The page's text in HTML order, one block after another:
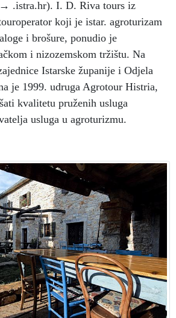
.istra.hr). I. D. Riva tours iz
koji je istar. agroturizam
i brošure, ponudio je
i nizozemskom tržištu. Na
Istarske županije i Odjela
je 1999. udruga Agrotour Histria,
kvalitetu pruženih usluga
usluga u agroturizmu.